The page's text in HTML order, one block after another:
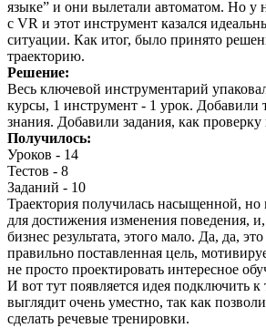
языке” и они вылетали автоматом. Но у
с VR и этот инструмент казался
ситуации. Как итог, было принято
траекторию.
Решение:
Весь ключевой инструментарий
курсы, 1 инструмент - 1 урок. Добавили
знания. Добавили задания, как
Получилось:
Уроков - 14
Тестов - 8
Заданий - 10
Траектория получилась насыщенной,
для достижения изменения поведения,
бизнес результата, этого мало. Да, да,
правильно поставленная цель,
не просто проектировать интересное
И вот тут появляется идея подключить
выглядит очень уместно, так как
сделать речевые тренировки.